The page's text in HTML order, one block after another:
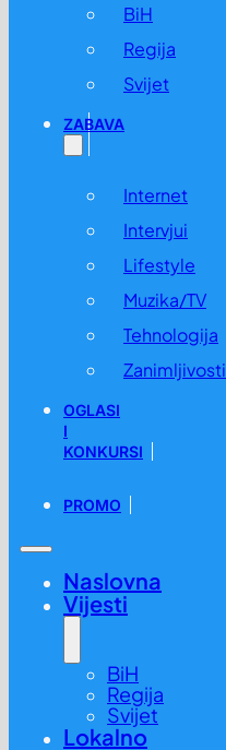
BiH
Regija
Svijet
ZABAVA
Internet
Intervjui
Lifestyle
Muzika/TV
Tehnologija
Zanimljivosti
OGLASI
I
KONKURSI
PROMO
Naslovna
Vijesti
BiH
Regija
Svijet
Lokalno